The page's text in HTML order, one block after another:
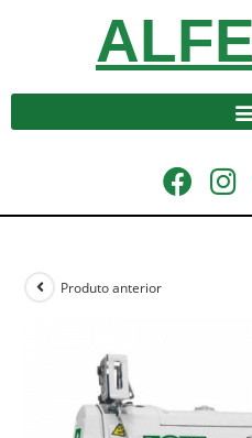
Produto anterior